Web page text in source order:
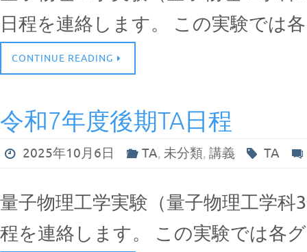
日程を連絡します。 この実験では
CONTINUE READING
令和7年度後期TA日程
2025年10月6日 TA, 未分類, 講義 TA
量子物理工学実験（量子物理工学科
程を連絡します。 この実験では各